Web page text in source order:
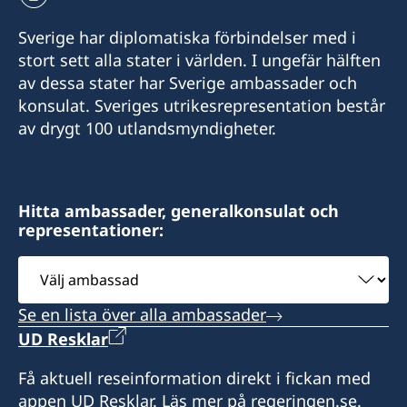
+972 (0)8 6347021
Consulate of Sweden
Mor Center 2nd floor
Honorärkonsul
Mr Moshe Krispin
+972 4 864 31 62
Telefon 2
+972 4 864 31 65
Fax
Consulate of Sweden
2 Kikar Chayat
Haifa 31334
Israel
Honorärkonsul
Sverige har diplomatiska förbindelser med i
stort sett alla stater i världen. I ungefär hälften
av dessa stater har Sverige ambassader och
konsulat. Sveriges utrikesrepresentation består
av drygt 100 utlandsmyndigheter.
Hitta ambassader, generalkonsulat och
representationer:
Välj
ambassad
Se en lista över alla ambassader
UD Resklar
Få aktuell reseinformation direkt i fickan med
appen UD Resklar. Läs mer på regeringen.se.